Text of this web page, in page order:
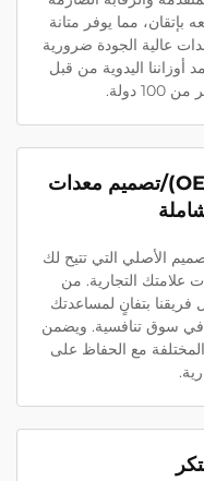
مما يوفر متانة
عالية الجودة ضرورية
أوزاننا اليدوية من قبل
دولة.
حلول تصنيع معدات الأصل (OEM)/تصميم معدات
الأصلي التي تتيح لك
علامتك التجارية. من
فريقنا بتفانٍ لمساعدتك
في سوق تنافسية. ويضمن
المختلفة مع الحفاظ على